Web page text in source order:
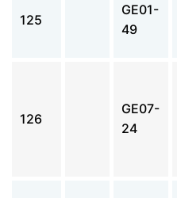
125
GE01-
49
126
GE07-
24